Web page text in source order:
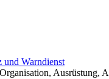
und Warndienst
Ausrüstung,